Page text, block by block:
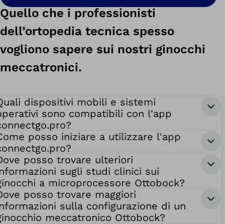
Quello che i professionisti
dell’ortopedia tecnica spesso
vogliono sapere sui nostri ginocchi
meccatronici.
dispositivi mobili e sistemi
sono compatibili con l'app
posso iniziare a utilizzare l'app
posso trovare ulteriori
sugli studi clinici sui
a microprocessore Ottobock?
posso trovare maggiori
sulla configurazione di un
meccatronico Ottobock?